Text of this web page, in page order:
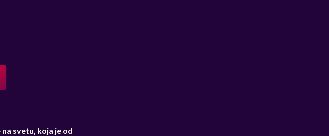
svetu, koja je od